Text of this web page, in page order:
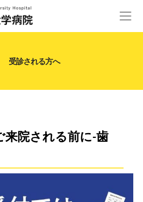
受診される方へ
来院される前に-歯